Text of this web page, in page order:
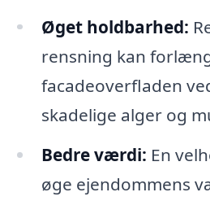
Øget holdbarhed:
rensning kan
facadeoverfladen
skadelige alger og
Bedre værdi: En
øge ejendommens